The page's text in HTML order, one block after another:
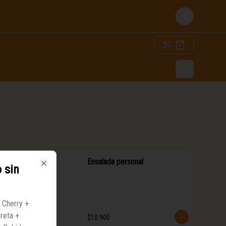
Login
$0
Ensalada personal
$10.900
sin
+
+